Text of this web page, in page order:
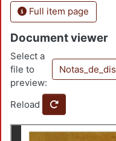
Full item page
Document viewer
Select a
file to
preview:
Reload